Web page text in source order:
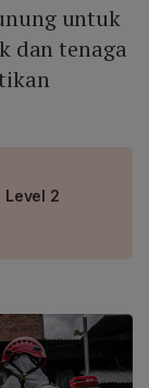
untuk
dan tenaga
Level 2